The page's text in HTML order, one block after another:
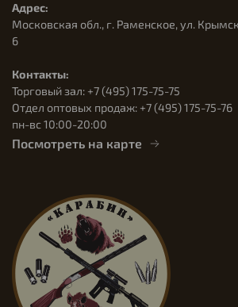
Адрес:
Московская обл., г. Раменское, ул.
6
Контакты:
Торговый зал: +7 (495) 175-75-75
Отдел оптовых продаж: +7 (495) 175-75-76
пн-вс 10:00-20:00
Посмотреть на карте